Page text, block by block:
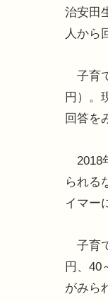
治安田
人から
子育
円）。
回答を
2018
られる
イマー
子育
円、40
がみら